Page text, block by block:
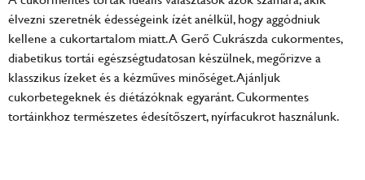
élvezni szeretnék édességeink ízét anélkül, hogy aggódniuk
kellene a cukortartalom miatt. A Gerő Cukrászda cukormentes,
diabetikus tortái egészségtudatosan készülnek, megőrizve a
klasszikus ízeket és a kézműves minőséget. Ajánljuk
cukorbetegeknek és diétázóknak egyaránt. Cukormentes
tortáinkhoz természetes édesítőszert, nyírfacukrot használunk.